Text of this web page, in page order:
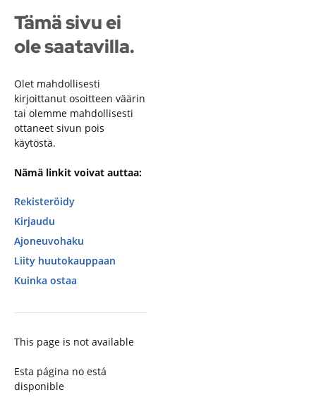
Tämä sivu ei
ole saatavilla.
Olet mahdollisesti
kirjoittanut osoitteen väärin
tai olemme mahdollisesti
ottaneet sivun pois
käytöstä.
Nämä linkit voivat auttaa:
Rekisteröidy
Kirjaudu
Ajoneuvohaku
Liity huutokauppaan
Kuinka ostaa
This page is not available
Esta página no está
disponible